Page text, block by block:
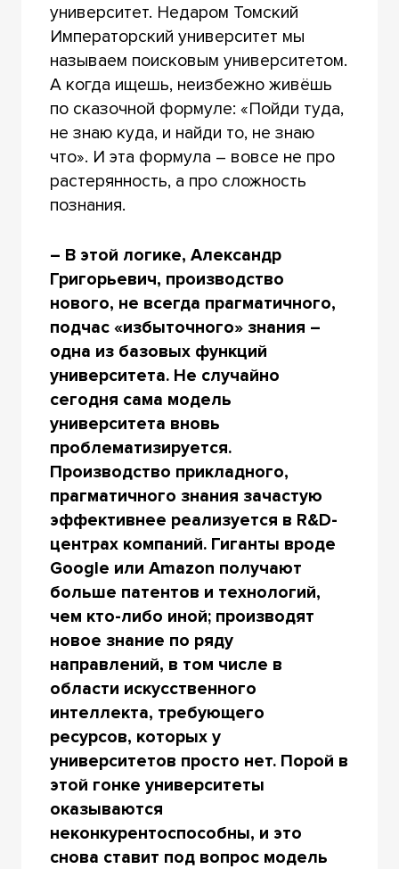
университет. Недаром Томский
Императорский университет мы
называем поисковым университетом.
А когда ищешь, неизбежно живёшь
по сказочной формуле: «Пойди туда,
не знаю куда, и найди то, не знаю
что». И эта формула – вовсе не про
растерянность, а про сложность
познания.
– В этой логике, Александр
Григорьевич, производство
нового, не всегда прагматичного,
подчас «избыточного» знания –
одна из базовых функций
университета. Не случайно
сегодня сама модель
университета вновь
проблематизируется.
Производство прикладного,
прагматичного знания зачастую
эффективнее реализуется в R&D-
центрах компаний. Гиганты вроде
Google или Amazon получают
больше патентов и технологий,
чем кто-либо иной; производят
новое знание по ряду
направлений, в том числе в
области искусственного
интеллекта, требующего
ресурсов, которых у
университетов просто нет. Порой в
этой гонке университеты
оказываются
неконкурентоспособны, и это
снова ставит под вопрос модель